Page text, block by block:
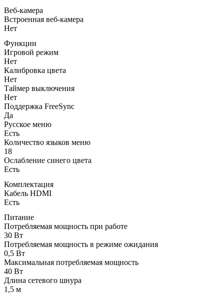
Веб-камера
Встроенная веб-камера
Нет
Функции
Игровой режим
Нет
Калибровка цвета
Нет
Таймер выключения
Нет
Поддержка FreeSync
Да
Русское меню
Есть
Количество языков меню
18
Ослабление синего цвета
Есть
Комплектация
Кабель HDMI
Есть
Питание
Потребляемая мощность при работе
30 Вт
Потребляемая мощность в режиме ожидания
0,5 Вт
Максимальная потребляемая мощность
40 Вт
Длина сетевого шнура
1,5 м